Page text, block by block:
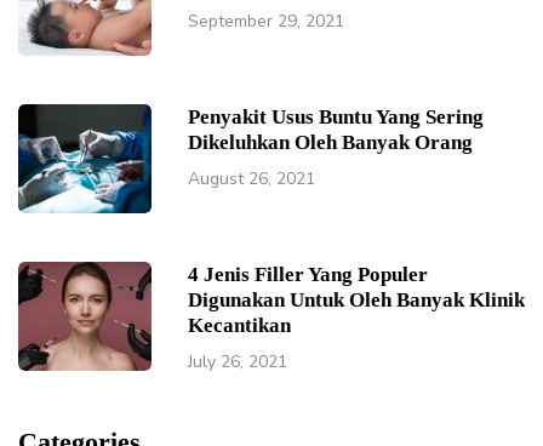
September 29, 2021
Penyakit Usus Buntu Yang Sering
Dikeluhkan Oleh Banyak Orang
August 26, 2021
4 Jenis Filler Yang Populer
Digunakan Untuk Oleh Banyak Klinik
Kecantikan
July 26, 2021